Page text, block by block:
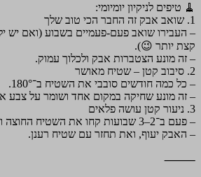
🧹 טיפים לניקיון יומיומי:
1. שואב אבק זה החבר הכי טוב שלך
– העבירו שואב פעם-פעמיים בשבוע (ואם יש
קצת יותר 😉).
– זה מונע הצטברות אבק ולכלוך עמוק.
2. סיבוב קטן – שטיח מאושר
– כל כמה חודשים סובבי את השטיח ב־180°.
– זה מונע שחיקה במקום אחד ושומר על צבע
3. ניעור קטן עושה פלאים
– פעם ב־2–3 שבועות קחו את השטיח החוצה ותני לו טפיחה טובה.
– האבק יעוף, ואת תחזר עם שטיח רענן.
⸻